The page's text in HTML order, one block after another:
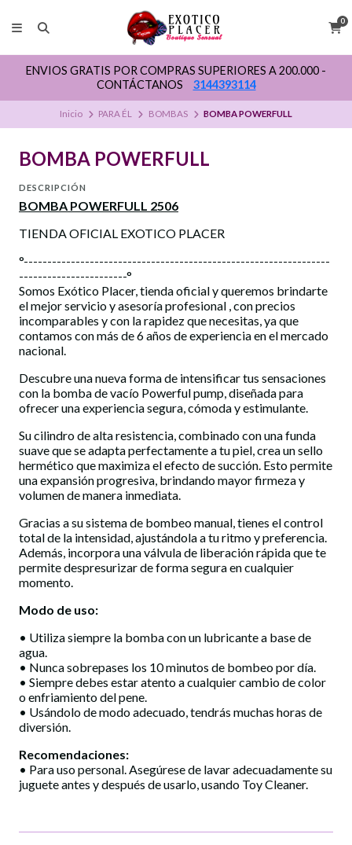
0
ENVIOS GRATIS POR COMPRAS SUPERIORES A 200.000 -
CONTÁCTANOS
3144393114
Inicio PARA ÉL BOMBAS BOMBA POWERFULL
BOMBA POWERFULL
DESCRIPCIÓN
BOMBA POWERFULL 2506
TIENDA OFICIAL EXOTICO PLACER
°-----------------------------------------------------------------
-----------------------°
Somos Exótico Placer, tienda oficial y queremos brindarte
el mejor servicio y asesoría profesional , con precios
incomparables y con la rapidez que necesitas, ya que
contamos con más de 6 años de experiencia en el mercado
nacional.
Descubre una nueva forma de intensificar tus sensaciones
con la bomba de vacío Powerful pump, diseñada para
ofrecer una experiencia segura, cómoda y estimulante.
Su cilindro de alta resistencia, combinado con una funda
suave que se adapta perfectamente a tu piel, crea un sello
hermético que maximiza el efecto de succión. Esto permite
una expansión progresiva, brindando mayor firmeza y
volumen de manera inmediata.
Gracias a su sistema de bombeo manual, tienes el control
total de la intensidad, ajustándola a tu ritmo y preferencia.
Además, incorpora una válvula de liberación rápida que te
permite despresurizar de forma segura en cualquier
momento.
Modo de uso:
• Utiliza siempre la bomba con un lubricante a base de
agua.
• Nunca sobrepases los 10 minutos de bombeo por día.
• Siempre debes estar atento a cualquier cambio de color
o enfriamiento del pene.
• Usándolo de modo adecuado, tendrás muchas horas de
diversión.
Recomendaciones:
• Para uso personal. Asegúrese de lavar adecuadamente su
juguete antes y después de usarlo, usando Toy Cleaner.